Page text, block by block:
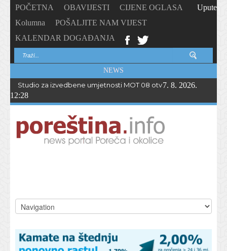
POČETNA OBAVIJESTI
CIJENE OGLASA
Kolumna
POŠALJITE NAM VIJEST
KALENDAR DOGAĐANJA
Upute
NEWS
Studio za izvedbene umjetnosti MOT 08 otvorio upise u novu
7. 8. 2026.
12:28